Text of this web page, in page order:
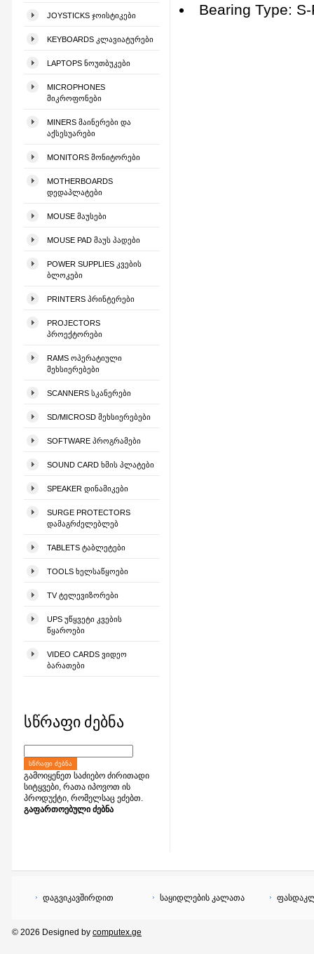
JOYSTICKS ᲯᲝᲘᲡᲢᲘᲙᲔᲑᲘ
KEYBOARDS ᲙᲚᲐᲕᲘᲐᲢᲣᲠᲔᲑᲘ
LAPTOPS ᲜᲝᲣᲗᲑᲣᲙᲔᲑᲘ
MICROPHONES
ᲛᲘᲙᲠᲝᲤᲝᲜᲔᲑᲘ
MINERS ᲛᲐᲘᲜᲔᲠᲔᲑᲘ ᲓᲐ
ᲐᲥᲡᲔᲡᲣᲐᲠᲔᲑᲘ
MONITORS ᲛᲝᲜᲘᲢᲝᲠᲔᲑᲘ
MOTHERBOARDS
ᲓᲔᲓᲐᲞᲚᲐᲢᲔᲑᲘ
MOUSE ᲛᲐᲣᲡᲔᲑᲘ
MOUSE PAD ᲛᲐᲣᲡ ᲞᲐᲓᲔᲑᲘ
POWER SUPPLIES ᲙᲕᲔᲑᲘᲡ
ᲑᲚᲝᲙᲔᲑᲘ
PRINTERS ᲞᲠᲘᲜᲢᲔᲠᲔᲑᲘ
PROJECTORS
ᲞᲠᲝᲔᲥᲢᲝᲠᲔᲑᲘ
RAMS ᲝᲞᲔᲠᲐᲢᲘᲣᲚᲘ
ᲛᲔᲮᲡᲘᲔᲠᲔᲑᲔᲑᲘ
SCANNERS ᲡᲙᲐᲜᲔᲠᲔᲑᲘ
SD/MICROSD ᲛᲔᲮᲡᲘᲔᲠᲔᲑᲔᲑᲘ
SOFTWARE ᲞᲠᲝᲒᲠᲐᲛᲔᲑᲘ
SOUND CARD ᲮᲛᲘᲡ ᲞᲚᲐᲢᲔᲑᲘ
SPEAKER ᲓᲘᲜᲐᲛᲘᲙᲔᲑᲘ
SURGE PROTECTORS
ᲓᲐᲛᲐᲒᲠᲫᲔᲚᲔᲑᲚᲔᲑ
TABLETS ᲢᲐᲑᲚᲔᲢᲔᲑᲘ
TOOLS ᲮᲔᲚᲡᲐᲬᲧᲝᲔᲑᲘ
TV ᲢᲔᲚᲔᲕᲘᲖᲝᲠᲔᲑᲘ
UPS ᲣᲬᲧᲕᲔᲢᲘ ᲙᲕᲔᲑᲘᲡ
ᲬᲧᲐᲠᲝᲔᲑᲘ
VIDEO CARDS ᲕᲘᲓᲔᲝ
ᲑᲐᲠᲐᲗᲔᲑᲘ
სწრაფი ძებნა
ᲡᲬᲠᲐᲤᲘ ᲫᲔᲑᲜᲐ
გამოიყენეთ საძიებო ძირითადი
სიტყვები, რათა იპოვოთ ის
პროდუქტი, რომელსაც ეძებთ.
გაფართოებული ძებნა
Bearing Type:
დაგვიკავშირდით საყიდლების კალათა
© 2026 Designed by computex.ge